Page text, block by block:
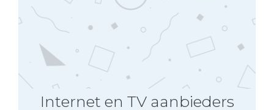
Internet en TV aanbieders